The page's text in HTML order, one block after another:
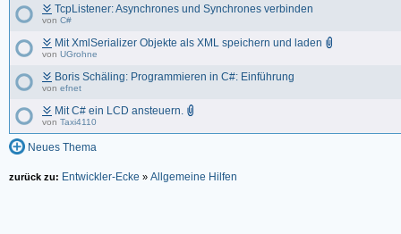
TcpListener: Asynchrones und Synchrones verbinden
von C#
Mit XmlSerializer Objekte als XML speichern und laden
von UGrohne
Boris Schäling: Programmieren in C#: Einführung
von efnet
Mit C# ein LCD ansteuern.
von Taxi4110
Neues Thema
zurück zu: Entwickler-Ecke » Allgemeine Hilfen